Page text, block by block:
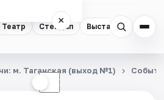
Театр Стендап Выставки
×
☾
м. Таганская (выход №1)